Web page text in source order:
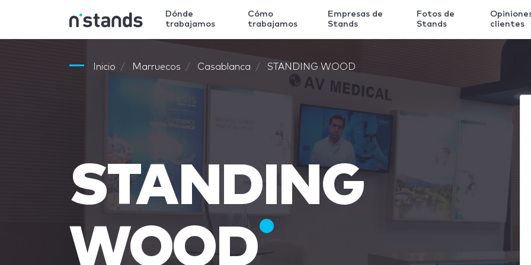
Dónde
trabajamos
Cómo
trabajamos
Empresas de
Stands
Fotos de
Stands
clientes
Inicio Marruecos Casablanca STANDING WOOD
STANDING
WOOD